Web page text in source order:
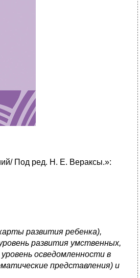
Под ред. H. Е. Вераксы.»:
развития ребенка),
развития умственных,
осведомленности в
представления) и